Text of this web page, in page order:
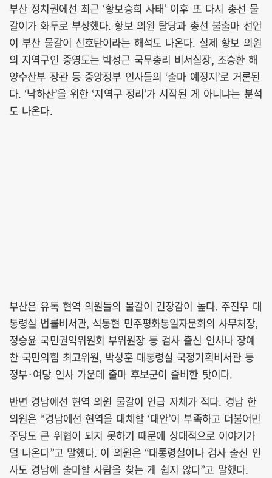
부산 정치권에선 최근 ‘황보승희 사태’ 이후 또 다시 총선 물
갈이가 화두로 부상했다. 황보 의원 탈당과 총선 불출마 선언
이 부산 물갈이 신호탄이라는 해석도 나온다. 실제 황보 의원
의 지역구인 중영도는 박성근 국무총리 비서실장, 조승환 해
양수산부 장관 등 중앙정부 인사들의 ‘출마 예정지’로 거론된
다. ‘낙하산’을 위한 ‘지역구 정리’가 시작된 게 아니냐는 분석
도 나온다.
부산은 유독 현역 의원들의 물갈이 긴장감이 높다. 주진우 대
통령실 법률비서관, 석동현 민주평화통일자문회의 사무처장,
정승윤 국민권익위원회 부위원장 등 검사 출신 인사나 장예
찬 국민의힘 최고위원, 박성훈 대통령실 국정기획비서관 등
정부·여당 인사 가운데 출마 후보군이 즐비한 탓이다.
반면 경남에선 현역 의원 물갈이 언급 자체가 적다. 경남 한
의원은 “경남에선 현역을 대체할 ‘대안’이 부족하고 더불어민
주당도 큰 위협이 되지 못하기 때문에 상대적으로 이야기가
덜 나온다”고 말했다. 이 의원은 “대통령실이나 검사 출신 인
사도 경남에 출마할 사람을 찾는 게 쉽지 않다”고 말했다.